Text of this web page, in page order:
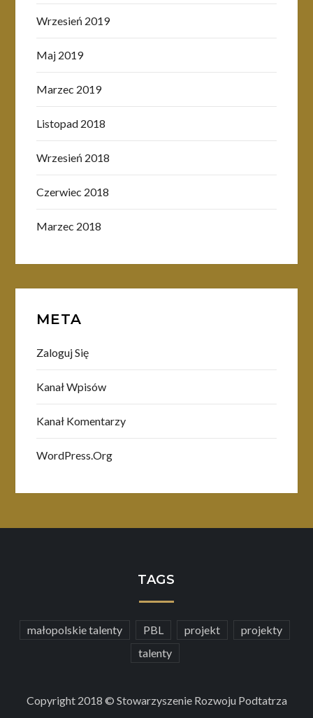
Wrzesień 2019
Maj 2019
Marzec 2019
Listopad 2018
Wrzesień 2018
Czerwiec 2018
Marzec 2018
META
Zaloguj Się
Kanał Wpisów
Kanał Komentarzy
WordPress.org
TAGS
małopolskie talenty PBL projekt
projekty
talenty
Copyright 2018 © Stowarzyszenie Rozwoju Podtatrza